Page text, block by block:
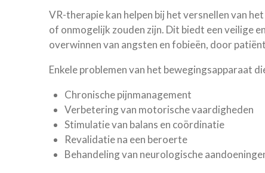
VR-therapie kan helpen bij het versnellen van
of onmogelijk zouden zijn. Dit biedt een veilige
overwinnen van angsten en fobieën, door
Enkele problemen van het bewegingsapparaat
Chronische pijnmanagement
Verbetering van motorische vaardigheden
Stimulatie van balans en coördinatie
Revalidatie na een beroerte
Behandeling van neurologische